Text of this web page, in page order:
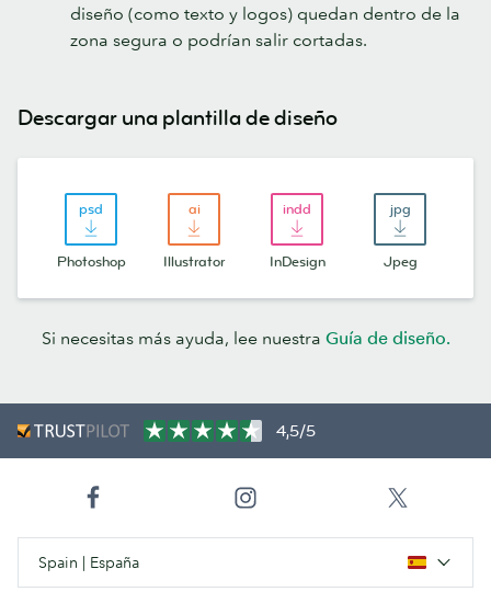
diseño (como texto y logos) quedan dentro de la
zona segura o podrían salir cortadas.
Descargar una plantilla de diseño
Photoshop Illustrator InDesign Jpeg
Si necesitas más ayuda, lee nuestra Guía de diseño.
4,5/5
Spain | España